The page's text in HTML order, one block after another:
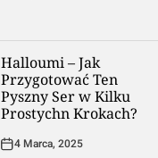
Halloumi – Jak
Przygotować Ten
Pyszny Ser w Kilku
Prostychn Krokach?
4 Marca, 2025